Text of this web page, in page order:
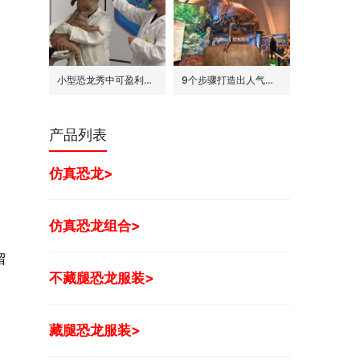
小型恐龙秀中可盈利的7种模式 9个步骤打造出人气旺的巨型昆虫世界展
产品列表
仿真恐龙>
仿真恐龙组合>
不藏腿恐龙服装>
藏腿恐龙服装>